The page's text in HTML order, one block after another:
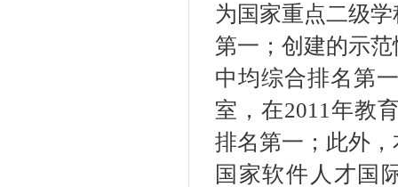
为国家重点二级
第一；创建的示
中均综合排名第
室，在2011年教
排名第一；此外
国家软件人才国